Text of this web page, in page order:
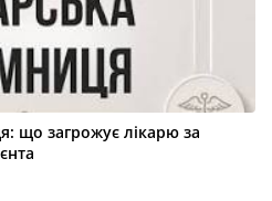
що загрожує лікарю за